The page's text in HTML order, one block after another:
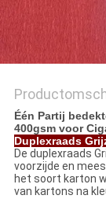
Één Partij
400gsm voor
Duplexraads
De duplexraads
voorzijde en
het soort karton
van kartons na